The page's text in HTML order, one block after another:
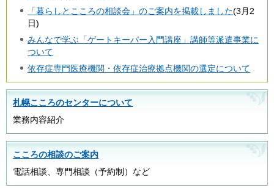
「暮らしとこころの相談会」のご案内を掲載しました(3月2
日)
みんなで学ぶ「ゲートキーパー入門講座」講師等派遣事業に
ついて
依存症専門医療機関・依存症治療拠点機関の選定について
札幌こころのセンターについて
業務内容紹介
こころの相談のご案内
電話相談、専門相談（予約制）など